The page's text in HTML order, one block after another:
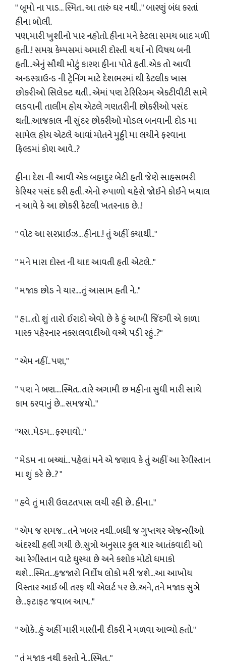
" બૂમો ના પાડ... સ્મિત.. આ તારું ઘર નથી.." બારણું બંધ કરતાં
હીના બોલી.
પણ,મારી ખુશીનો પાર નહોતો. હીના મને કેટલા સમય બાદ મળી
હતી..! સમગ્ર કેમ્પસમાં અમારી દોસ્તી ચર્ચા નો વિષય બની
હતી...એનું સૌથી મોટું કારણ હીના પોતે હતી. એક તો આવી
અન્ડરગ્રાઉન્ડ ની ટ્રેનિંગ માટે દેશભરમાં થી કેટલીક ખાસ
છોકરીઓ સિલેક્ટ થતી.. એમાં પણ ટેરિરિઝમ એકટીવીટી સામે
લડવાની તાલીમ હોય એટલે ગણતરીની છોકરીઓ પસંદ
થતી..આજકાલ ની સુંદર છોકરીઓ મોડલ બનવાની દોડ મા
સામેલ હોય એટલે આવાં મોતને મુઠ્ઠી મા લયીને ફરવાના
ફિલ્ડમાં કોણ આવે..?
હીના દેશ ની આવી એક બહાદુર બેટી હતી જેણે સાહસભરી
કેરિયર પસંદ કરી હતી. એનો રુપાળો ચહેરો જોઈને કોઈને ખયાલ
ન આવે કે આ છોકરી કેટલી ખતરનાક છે..!
" વોટ આ સરપ્રાઈઝ... હીના..! તું અહીં કયાથી.."
" મને મારા દોસ્ત ની યાદ આવતી હતી એટલે.."
" મજાક છોડ ને યાર....તું આસામ હતી ને.."
" હા...તો શું તારો ઈરાદો એવો છે કે હું આખી જિંદગી એ કાળા
માસ્ક પહેરનાર નકસલવાદીઓ વચ્ચે પડી રહું..?"
" એમ નહીં.. પણ,"
" પણ ને બણ....સ્મિત.. તારે અગામી છ મહીના સુધી મારી સાથે
કામ કરવાનું છે... સમજયો.."
"યસ..મેડમ... ફરમાવો.."
" મેડમ ના બચ્ચાં... પહેલાં મને એ જણાવ કે તું અહીં આ રેગીસ્તાન
મા શું કરે છે..? "
" હવે તું મારી ઉલટતપાસ લયી રહી છે.. હીના.."
" એમ જ સમજ... તને ખબર નથી..બધી જ ગુપ્તચર એજન્સીઓ
અંદરથી હલી ગયી છે..સુત્રો અનુસાર કુલ ચાર આતંકવાદી ઓ
આ રેગીસ્તાન વાટે ઘુસ્યા છે અને કશોક મોટો ધમાકો
થશે...સ્મિત...હજજારો નિર્દોષ લોકો મરી જશે...આ આખોય
વિસ્તાર આઈ બી તરફ થી એલર્ટ પર છે..અને, તને મજાક સુઞે
છે...ફટાફટ જવાબ આપ.."
" ઓકે...હું અહીં મારી માસીની દીકરી ને મળવા આવ્યો હતો."